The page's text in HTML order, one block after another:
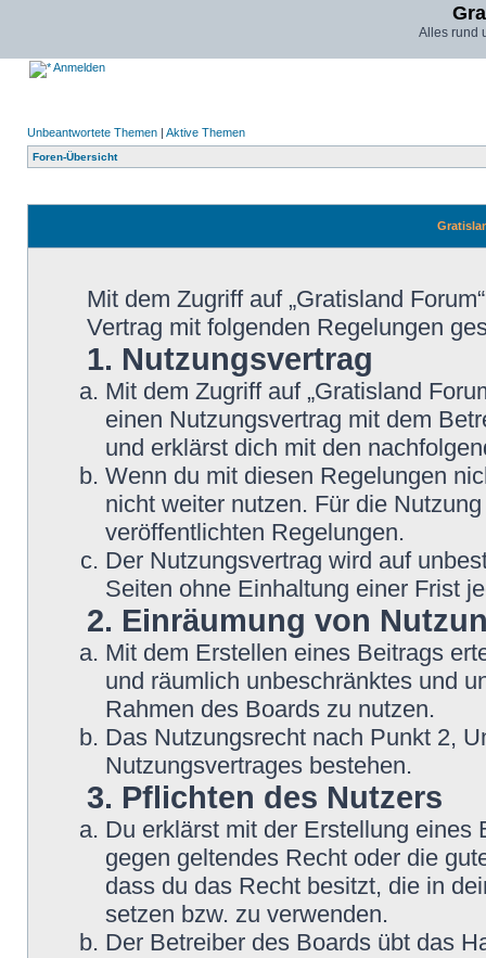
Alles rund
Anmelden
Unbeantwortete Themen | Aktive Themen
Foren-Übersicht
Mit dem Zugriff auf „Gratisland
Vertrag mit folgenden Regelungen
1. Nutzungsvertrag
Mit dem Zugriff auf „Gratisland
einen Nutzungsvertrag mit dem
und erklärst dich mit den
Wenn du mit diesen Regelungen
nicht weiter nutzen. Für die
veröffentlichten Regelungen.
Der Nutzungsvertrag wird auf
Seiten ohne Einhaltung einer Frist
2. Einräumung von
Mit dem Erstellen eines Beitrags
und räumlich unbeschränktes und
Rahmen des Boards zu nutzen.
Das Nutzungsrecht nach Punkt 2,
Nutzungsvertrages bestehen.
3. Pflichten des Nutzers
Du erklärst mit der Erstellung eines
gegen geltendes Recht oder die
dass du das Recht besitzt, die in
setzen bzw. zu verwenden.
Der Betreiber des Boards übt das